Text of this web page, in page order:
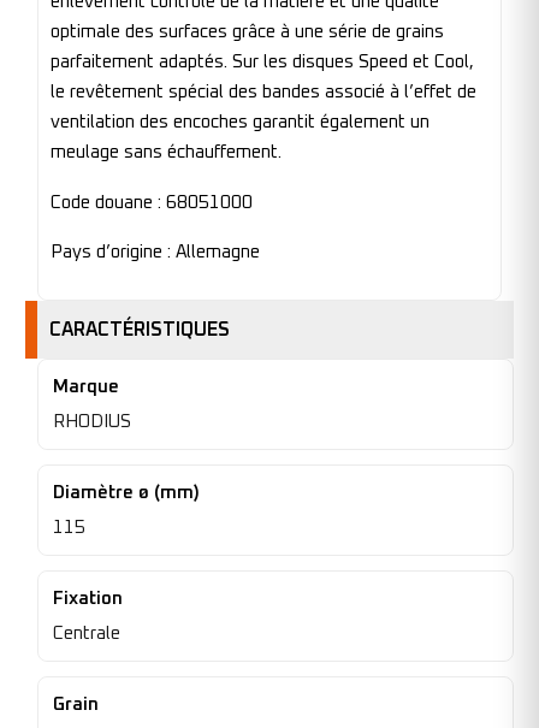
optimale des surfaces grâce à une série de grains
parfaitement adaptés. Sur les disques Speed et Cool,
le revêtement spécial des bandes associé à l’effet de
ventilation des encoches garantit également un
meulage sans échauffement.
Code douane : 68051000
Pays d’origine : Allemagne
CARACTÉRISTIQUES
Marque
RHODIUS
Diamètre ø (mm)
115
Fixation
Centrale
Grain